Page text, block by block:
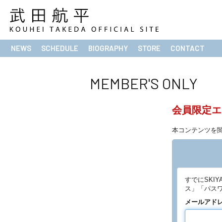
NEWS SCHEDULE BIOGRAPHY STORE CONTACT
MEMBER'S ONLY
会員限定
本コンテンツを
すでに
ス」「パス
メールアド